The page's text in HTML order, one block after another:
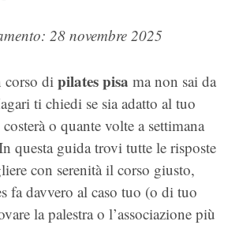
28 novembre 2025
corso dipilates pisa ma non sai da
ti chiedi se sia adatto al tuo
o quante volte a settimana
questa guida trovi tutte le risposte
con serenità il corso giusto,
fa davvero al caso tuo (o di tuo
la palestra o l’associazione più